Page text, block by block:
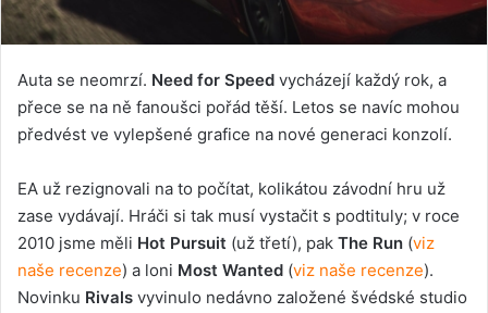
Auta se neomrzí. Need for Speed vycházejí každý rok, a
přece se na ně fanoušci pořád těší. Letos se navíc mohou
předvést ve vylepšené grafice na nové generaci konzolí.
EA už rezignovali na to počítat, kolikátou závodní hru už
zase vydávají. Hráči si tak musí vystačit s podtituly; v roce
2010 jsme měli Hot Pursuit (už třetí), pak The Run (viz
naše recenze) a loni Most Wanted (viz naše recenze).
Novinku Rivals vyvinulo nedávno založené švédské studio